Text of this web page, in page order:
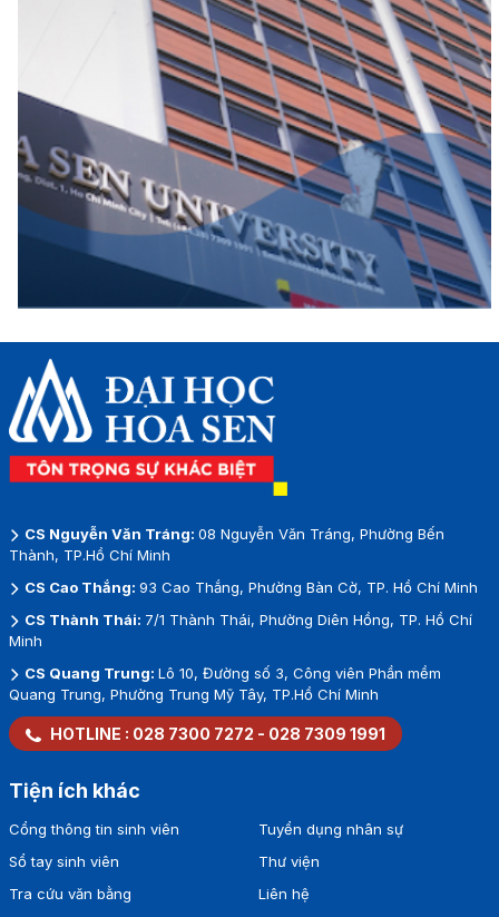
CS Nguyễn Văn Tráng: 08 Nguyễn Văn Tráng, Phường Bến
Thành, TP.Hồ Chí Minh
CS Cao Thắng: 93 Cao Thắng, Phường Bàn Cờ, TP. Hồ Chí Minh
CS Thành Thái: 7/1 Thành Thái, Phường Diên Hồng, TP. Hồ Chí
Minh
CS Quang Trung: Lô 10, Đường số 3, Công viên Phần mềm
Quang Trung, Phường Trung Mỹ Tây, TP.Hồ Chí Minh
HOTLINE : 028 7300 7272 - 028 7309 1991
Tiện ích khác
Cổng thông tin sinh viên
Sổ tay sinh viên
Tra cứu văn bằng
Tuyển dụng nhân sự
Thư viện
Liên hệ